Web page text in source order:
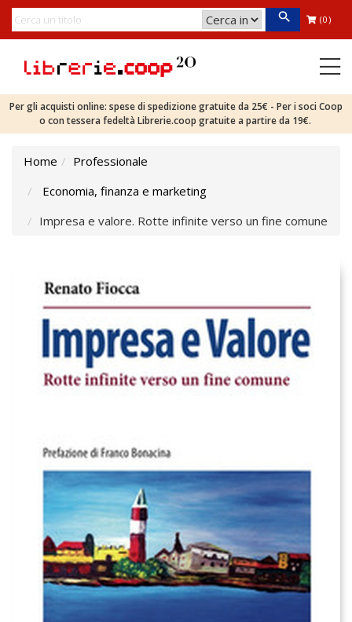
(0)
Per gli acquisti online: spese di spedizione gratuite da 25€ - Per i soci Coop
o con tessera fedeltà Librerie.coop gratuite a partire da 19€.
Home
Professionale
Economia, finanza e marketing
Impresa e valore. Rotte infinite verso un fine comune